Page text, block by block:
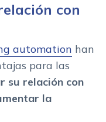
con
automation han
para las
su relación con
la